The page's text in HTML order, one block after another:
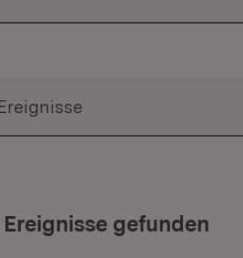
gefunden